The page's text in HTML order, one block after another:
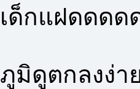
เด็กแฝดดดด
ภูมิดูตกลงง่า